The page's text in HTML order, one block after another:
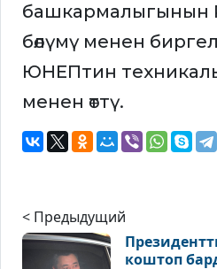
башкармалыгынын
бөлүмү менен
ЮНЕПтин
менен өттү.
< Предыдущий
коштоп